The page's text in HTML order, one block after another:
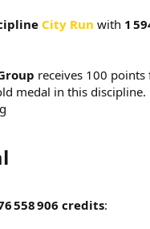
City Run with 1
receives 100
medal in this discipline.
558 906 credits: